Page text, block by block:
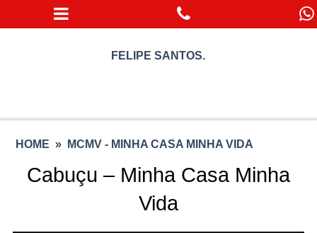
FELIPE SANTOS.
HOME » MCMV - MINHA CASA MINHA VIDA
Cabuçu – Minha Casa Minha
Vida